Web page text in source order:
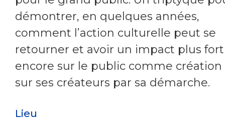
démontrer, en quelques années,
comment l’action culturelle peut se
retourner et avoir un impact plus fort
encore sur le public comme création
sur ses créateurs par sa démarche.
Lieu